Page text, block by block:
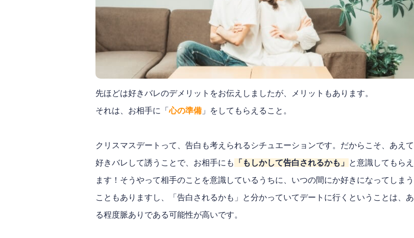
先ほどは好きバレのデメリットをお伝えしましたが、メリットもあります。
それは、お相手に「心の準備 」をしてもらえること。
クリスマスデートって、告白も考えられるシチュエーションです。だからこそ、あえて
好きバレして誘うことで、お相手にも
「もしかして告白されるかも」 と意識してもらえ
ます！そうやって相手のことを意識しているうちに、いつの間にか好きになってしまう
こともありますし、「告白されるかも」と分かっていてデートに行くということは、あ
る程度脈ありである可能性が高いです。